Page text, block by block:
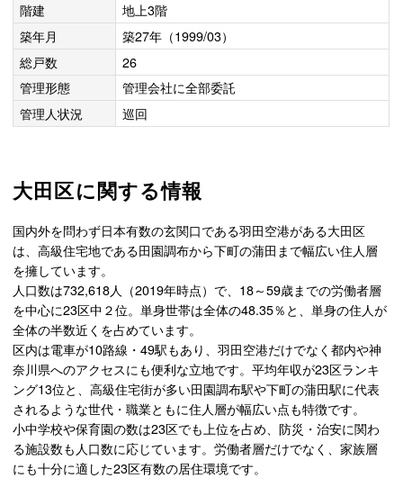
階建
地上3階
築年月
築27年（1999/03）
総戸数
26
管理形態
管理会社に全部委託
管理人状況
巡回
大田区に関する情報
国内外を問わず日本有数の玄関口である羽田空港がある大田区
は、高級住宅地である田園調布から下町の蒲田まで幅広い住人層
を擁しています。
人口数は732,618人（2019年時点）で、18～59歳までの労働者層
を中心に23区中２位。単身世帯は全体の48.35％と、単身の住人が
全体の半数近くを占めています。
区内は電車が10路線・49駅もあり、羽田空港だけでなく都内や神
奈川県へのアクセスにも便利な立地です。平均年収が23区ランキ
ング13位と、高級住宅街が多い田園調布駅や下町の蒲田駅に代表
されるような世代・職業ともに住人層が幅広い点も特徴です。
小中学校や保育園の数は23区でも上位を占め、防災・治安に関わ
る施設数も人口数に応じています。労働者層だけでなく、家族層
にも十分に適した23区有数の居住環境です。